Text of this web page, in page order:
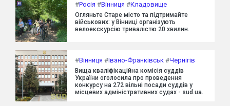
#Росія #Вінниця #Кладовище
Огляньте Старе місто та підтримайте
військових: у Вінниці організують
велоекскурсію тривалістю 20 хвилин.
#Вінниця #Івано-Франківськ #Чернігів
Вища кваліфікаційна комісія суддів
України оголосила про проведення
конкурсу на 272 вільні посади суддів у
місцевих адміністративних судах - sud.ua.